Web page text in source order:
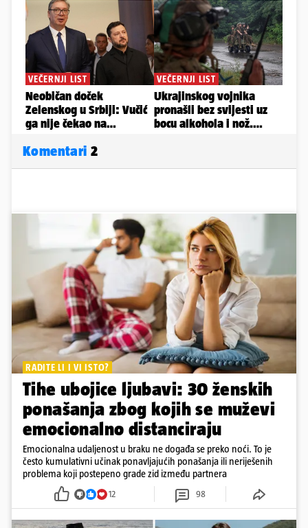
Komentari 2
RADITE LI I VI ISTO?
Tihe ubojice ljubavi: 30 ženskih
ponašanja zbog kojih se muževi
emocionalno distanciraju
Emocionalna udaljenost u braku ne događa se preko noći. To je
često kumulativni učinak ponavljajućih ponašanja ili neriješenih
problema koji postepeno grade zid između partnera
12 98